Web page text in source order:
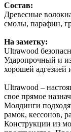
Состав:
Древесные
смолы, парафин,
На заметку:
Ultrawood
Ударопрочный и
хорошей адгезией
Ultrawood –
свое прямое
Молдинги
рамок, кессонов,
Конструкции из